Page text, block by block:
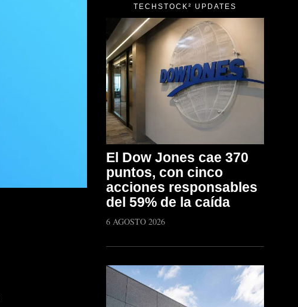
TECHSTOCK² UPDATES
El Dow Jones cae 370
puntos, con cinco
acciones responsables
del 59% de la caída
6 AGOSTO 2026